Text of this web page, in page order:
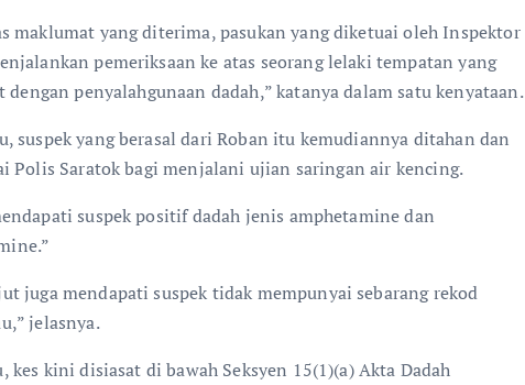
maklumat yang diterima, pasukan yang diketuai oleh Inspektor
pemeriksaan ke atas seorang lelaki tempatan yang
penyalahgunaan dadah,” katanya dalam satu kenyataan.
suspek yang berasal dari Roban itu kemudiannya ditahan dan
Polis Saratok bagi menjalani ujian saringan air kencing.
suspek positif dadah jenis amphetamine dan
juga mendapati suspek tidak mempunyai sebarang rekod
jelasnya.
kes kini disiasat di bawah Seksyen 15(1)(a) Akta Dadah